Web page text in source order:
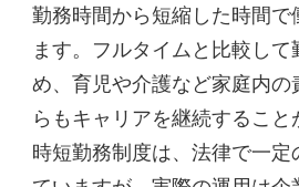
勤務時間から短縮した時間で
ます。フルタイムと比較し
め、育児や介護など家庭内
らもキャリアを継続すること
時短勤務制度は、法律で一